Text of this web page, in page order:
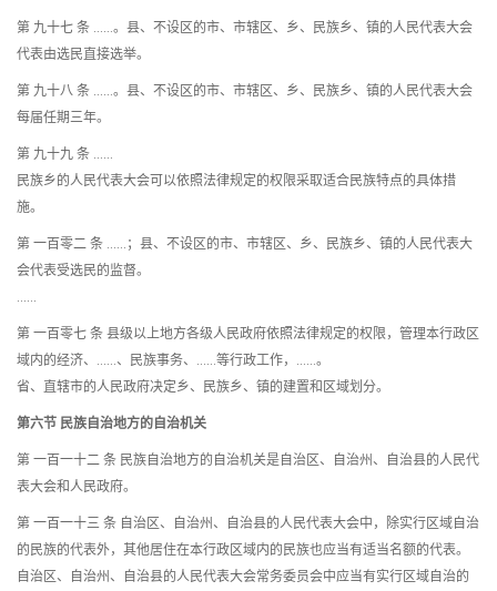
第 九十七 条 ……。县、不设区的市、市辖区、乡、民族乡、镇的人民代表大会
代表由选民直接选举。
第 九十八 条 ……。县、不设区的市、市辖区、乡、民族乡、镇的人民代表大会
每届任期三年。
第 九十九 条 ……
民族乡的人民代表大会可以依照法律规定的权限采取适合民族特点的具体措
施。
第 一百零二 条 ……；县、不设区的市、市辖区、乡、民族乡、镇的人民代表大
会代表受选民的监督。
……
第 一百零七 条 县级以上地方各级人民政府依照法律规定的权限，管理本行政区
域内的经济、……、民族事务、……等行政工作，……。
省、直辖市的人民政府决定乡、民族乡、镇的建置和区域划分。
第六节 民族自治地方的自治机关
第 一百一十二 条 民族自治地方的自治机关是自治区、自治州、自治县的人民代
表大会和人民政府。
第 一百一十三 条 自治区、自治州、自治县的人民代表大会中，除实行区域自治
的民族的代表外，其他居住在本行政区域内的民族也应当有适当名额的代表。
自治区、自治州、自治县的人民代表大会常务委员会中应当有实行区域自治的